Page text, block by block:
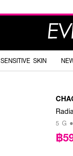
SENSITIVE SKIN
5 G
฿